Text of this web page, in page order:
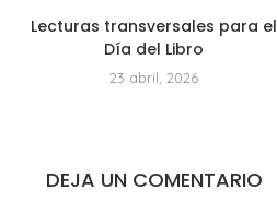
Lecturas transversales para el
Día del Libro
23 abril, 2026
DEJA UN COMENTARIO